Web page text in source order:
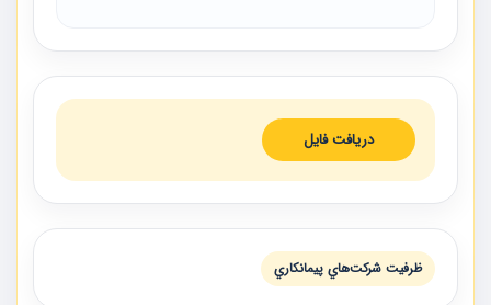
دریافت فایل
ظرفيت شركت‌هاي پيمانكاري